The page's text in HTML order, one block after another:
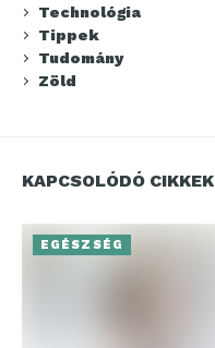
Technológia
Tippek
Tudomány
Zöld
KAPCSOLÓDÓ CIKKEK
EGÉSZSÉG